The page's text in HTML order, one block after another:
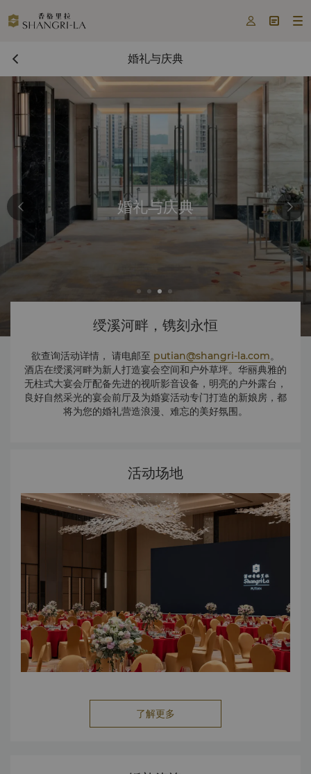
  
婚礼与庆典
婚礼与庆典
绶溪河畔，镌刻永恒
欲查询活动详情， 请电邮至 putian@shangri-la.com。
酒店在绶溪河畔为新人打造宴会空间和户外草坪。华丽典雅的
无柱式大宴会厅配备先进的视听影音设备，明亮的户外露台，
良好自然采光的宴会前厅及为婚宴活动专门打造的新娘房，都
将为您的婚礼营造浪漫、难忘的美好氛围。
活动场地
了解更多